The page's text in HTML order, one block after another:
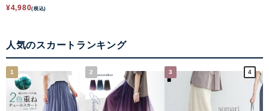
¥4,980(税込)
人気のスカートランキング
1 2 3 4